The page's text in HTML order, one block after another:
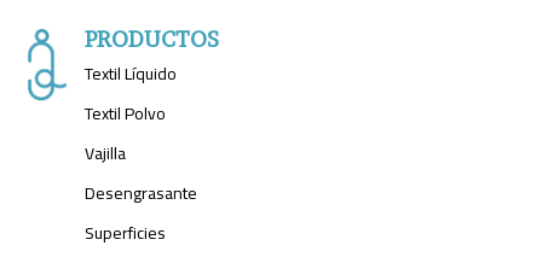
PRODUCTOS
Textil Líquido
Textil Polvo
Vajilla
Desengrasante
Superficies